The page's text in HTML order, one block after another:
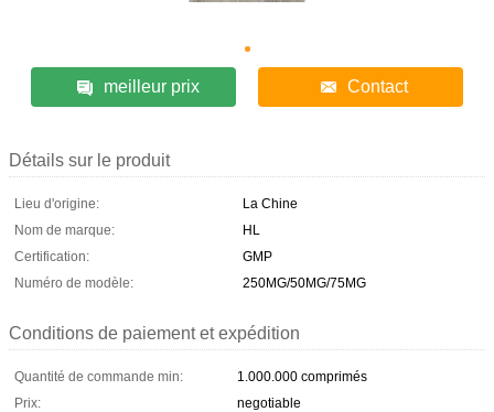
meilleur prix Contact
Détails sur le produit
Lieu d'origine:
La Chine
Nom de marque:
HL
Certification:
GMP
Numéro de modèle:
250MG/50MG/75MG
Conditions de paiement et expédition
Quantité de commande min:
1.000.000 comprimés
Prix:
negotiable